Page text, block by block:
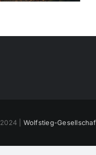
| Wolfstieg-